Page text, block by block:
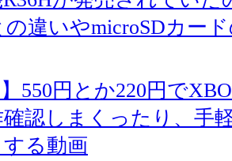
の違いやmicroSDカー
】550円とか220円で
認しまくったり、手
る動画